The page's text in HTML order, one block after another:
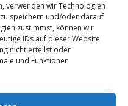
verwenden wir Technologien
speichern und/oder darauf
zustimmst, können wir
IDs auf dieser Website
nicht erteilst oder
und Funktionen
(6.44 km)
(6.46 km)
(6.5 km)